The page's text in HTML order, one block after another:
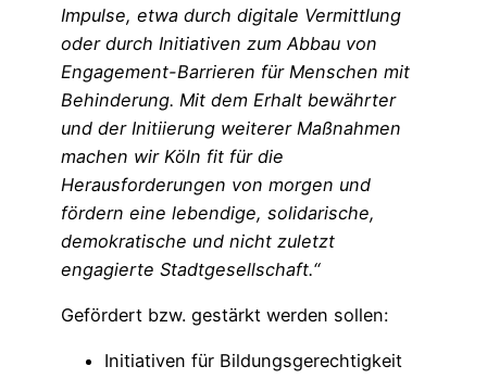
Impulse, etwa durch digitale Vermittlung
oder durch Initiativen zum Abbau von
Engagement-Barrieren für Menschen mit
Behinderung. Mit dem Erhalt bewährter
und der Initiierung weiterer Maßnahmen
machen wir Köln fit für die
Herausforderungen von morgen und
fördern eine lebendige, solidarische,
demokratische und nicht zuletzt
engagierte Stadtgesellschaft.“
Gefördert bzw. gestärkt werden sollen:
Initiativen für Bildungsgerechtigkeit